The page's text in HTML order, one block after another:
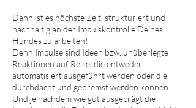
Dann ist es höchste Zeit, strukturiert und
nachhaltig an der Impulskontrolle Deines
Hundes zu arbeiten!
Denn Impulse sind Ideen bzw. unüberlegte
Reaktionen auf Reize, die entweder
automatisiert ausgeführt werden oder die
durchdacht und gebremst werden können.
Und je nachdem wie gut ausgeprägt die